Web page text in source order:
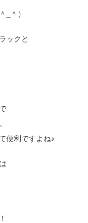
_＾）
ックと
便利ですよね♪